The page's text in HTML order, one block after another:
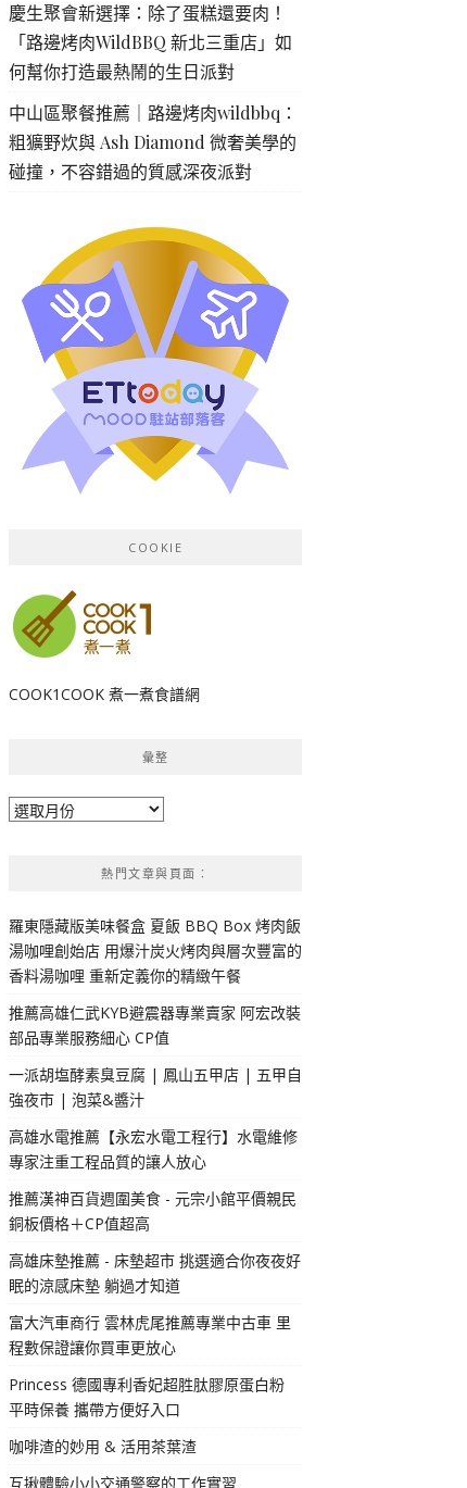
慶生聚會新選擇：除了蛋糕還要肉！
「路邊烤肉WildBBQ 新北三重店」如
何幫你打造最熱鬧的生日派對
中山區聚餐推薦｜路邊烤肉wildbbq：
粗獷野炊與 Ash Diamond 微奢美學的
碰撞，不容錯過的質感深夜派對
COOKIE
COOK1COOK 煮一煮食譜網
彙整
彙
熱門文章與頁面︰
羅東隱藏版美味餐盒 夏飯 BBQ Box 烤肉飯
湯咖哩創始店 用爆汁炭火烤肉與層次豐富的
香料湯咖哩 重新定義你的精緻午餐
推薦高雄仁武KYB避震器專業賣家 阿宏改裝
部品專業服務細心 CP值
一派胡塩酵素臭豆腐 | 鳳山五甲店 | 五甲自
強夜市 | 泡菜&醬汁
高雄水電推薦【永宏水電工程行】水電維修
專家注重工程品質的讓人放心
推薦漢神百貨週圍美食 - 元宗小館平價親民
銅板價格＋CP值超高
高雄床墊推薦 - 床墊超市 挑選適合你夜夜好
眠的涼感床墊 躺過才知道
富大汽車商行 雲林虎尾推薦專業中古車 里
程數保證讓你買車更放心
Princess 德國專利香妃超胜肽膠原蛋白粉
平時保養 攜帶方便好入口
咖啡渣的妙用 & 活用茶葉渣
互揪體驗小小交通警察的工作實習